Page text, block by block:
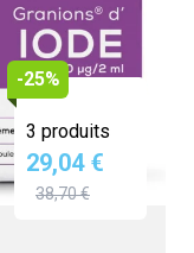
-25%
3 produits
29,04 €
38,70 €